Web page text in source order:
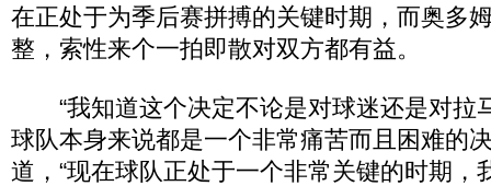
在正处于为季后赛拼搏的关键时期，而奥多
整，索性来个一拍即散对双方都有益。
“我知道这个决定不论是对球迷还是对拉
球队本身来说都是一个非常痛苦而且困难的
道，“现在球队正处于一个非常关键的时期，